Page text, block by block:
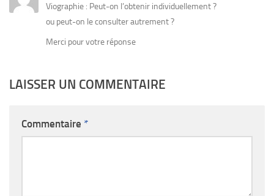
Viographie : Peut-on l’obtenir individuellement ?
ou peut-on le consulter autrement ?
Merci pour votre réponse
LAISSER UN COMMENTAIRE
Commentaire *